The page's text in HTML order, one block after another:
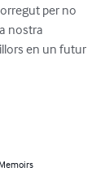
per no
nostra
en un futur